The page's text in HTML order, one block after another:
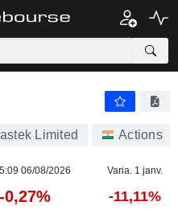
Limited Actions
06/08/2026 Varia. 1 janv.
-0,27% -11,11%